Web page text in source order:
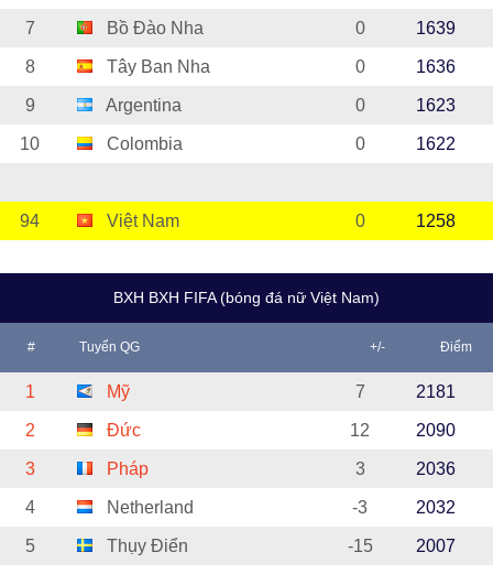
7 Bồ Đào Nha 0 1639
8 Tây Ban Nha 0 1636
9 Argentina 0 1623
10 Colombia 0 1622
94 Việt Nam 0 1258
BXH BXH FIFA (bóng đá nữ Việt Nam)
# Tuyển QG +/- Điểm
1 Mỹ 7 2181
2 Đức 12 2090
3 Pháp 3 2036
4 Netherland -3 2032
5 Thụy Điển -15 2007